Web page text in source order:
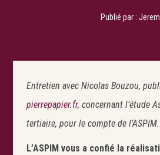
Publié par :
Entretien avec Nicolas Bouzou,
pierrepapier.fr, concernant l’étude
tertiaire, pour le compte de l’ASPIM.
L’ASPIM vous a confié la